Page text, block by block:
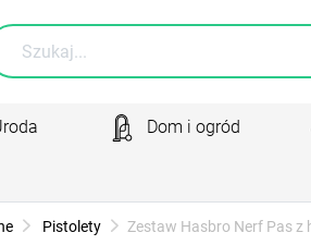
Dom i ogród
Pistolety Zestaw Hasbro Nerf Pas z